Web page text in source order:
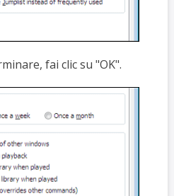
fai clic su "OK".